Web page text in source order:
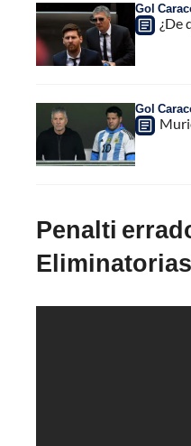
Gol
¿De
Gol
Penalti